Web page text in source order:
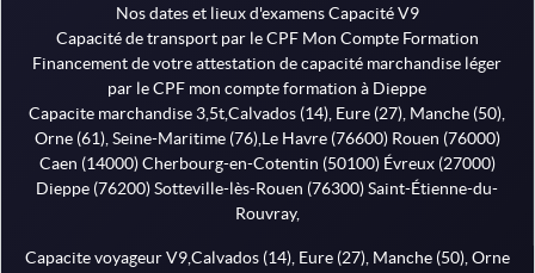
Nos dates et lieux d'examens Capacité V9
Capacité de transport par le CPF Mon Compte Formation
Financement de votre attestation de capacité marchandise léger
par le CPF mon compte formation à Dieppe
Capacite marchandise 3,5t,Calvados (14), Eure (27), Manche (50),
Orne (61), Seine-Maritime (76),Le Havre (76600) Rouen (76000)
Caen (14000) Cherbourg-en-Cotentin (50100) Évreux (27000)
Dieppe (76200) Sotteville-lès-Rouen (76300) Saint-Étienne-du-
Rouvray,
Capacite voyageur V9,Calvados (14), Eure (27), Manche (50), Orne